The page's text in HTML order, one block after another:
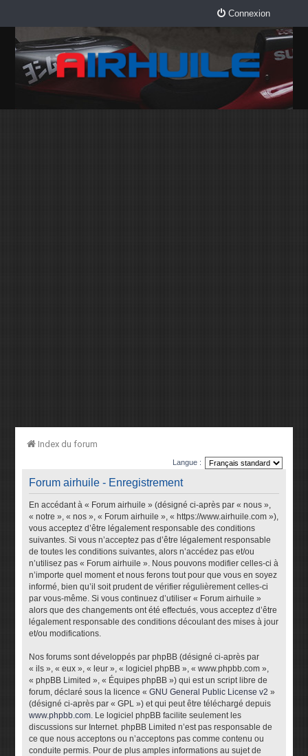
Connexion
Index du forum
Langue :
Forum airhuile - Enregistrement
En accédant à « Forum airhuile » (désigné ci-après par « nous »,
« notre », « nos », « Forum airhuile », « https://www.airhuile.com »),
vous acceptez d’être légalement responsable des conditions
suivantes. Si vous n’acceptez pas d’être légalement responsable
de toutes les conditions suivantes, alors n’accédez pas et/ou
n’utilisez pas « Forum airhuile ». Nous pouvons modifier celles-ci à
n’importe quel moment et nous ferons tout pour que vous en soyez
informé, bien qu’il soit prudent de vérifier régulièrement celles-ci
par vous-même. Si vous continuez d’utiliser « Forum airhuile »
alors que des changements ont été effectués, vous acceptez d’être
légalement responsable des conditions découlant des mises à jour
et/ou modifications.
Nos forums sont développés par phpBB (désigné ci-après par
« ils », « eux », « leur », « logiciel phpBB », « www.phpbb.com »,
« phpBB Limited », « Équipes phpBB ») qui est un script libre de
forum, déclaré sous la licence «GNU General Public License v2 »
(désigné ci-après par « GPL ») et qui peut être téléchargé depuis
www.phpbb.com. Le logiciel phpBB facilite seulement les
discussions sur Internet. phpBB Limited n’est pas responsable de
ce que nous acceptons ou n’acceptons pas comme contenu ou
conduite permis. Pour de plus amples informations au sujet de